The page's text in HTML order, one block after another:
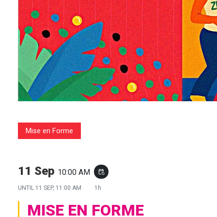
Mise en Forme
11 Sep 10:00 AM event_repeat
UNTIL 11 SEP, 11:00 AM 1h
MISE EN FORME